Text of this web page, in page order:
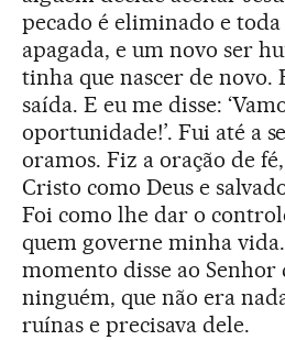
pecado é eliminado e toda
apagada, e um novo ser
tinha que nascer de novo.
saída. E eu me disse:
oportunidade!’. Fui até a
oramos. Fiz a oração de
Cristo como Deus e
Foi como lhe dar o
quem governe minha vida.
momento disse ao Senhor
ninguém, que não era
ruínas e precisava dele.